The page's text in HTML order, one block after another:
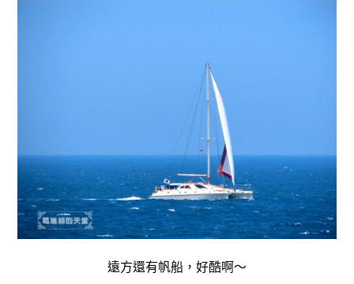
遠方還有帆船，好酷啊～